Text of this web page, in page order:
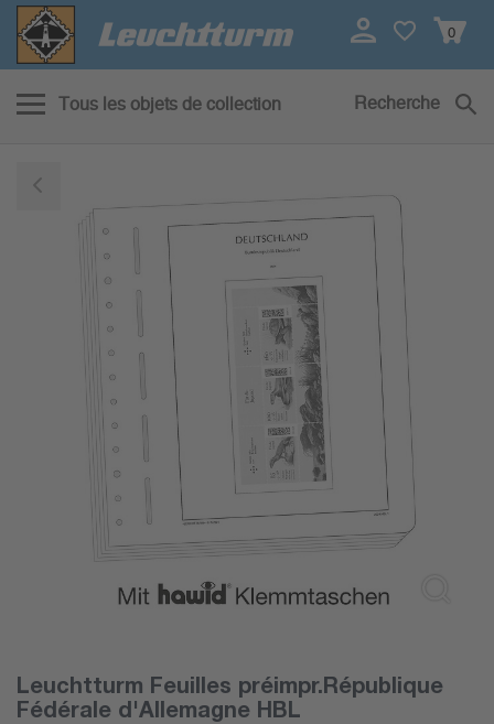
0
Tous les objets de collection Recherche
Leuchtturm Feuilles préimpr.République
Fédérale d'Allemagne HBL